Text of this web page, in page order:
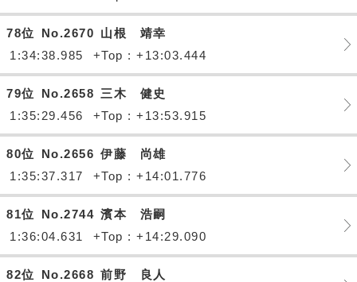
78位 No.2670 山根 靖幸
1:34:38.985
+Top : +13:03.444
79位 No.2658 三木 健史
1:35:29.456
+Top : +13:53.915
80位 No.2656 伊藤 尚雄
1:35:37.317
+Top : +14:01.776
81位 No.2744 濱本 浩嗣
1:36:04.631
+Top : +14:29.090
82位 No.2668 前野 良人